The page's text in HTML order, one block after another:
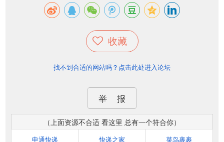
收藏
找不到合适的网站吗？点击此处进入论坛
举 报
（上面资源不合适 看这里 总有一个符合你）
申通快递 快递之家 菜鸟裹裹